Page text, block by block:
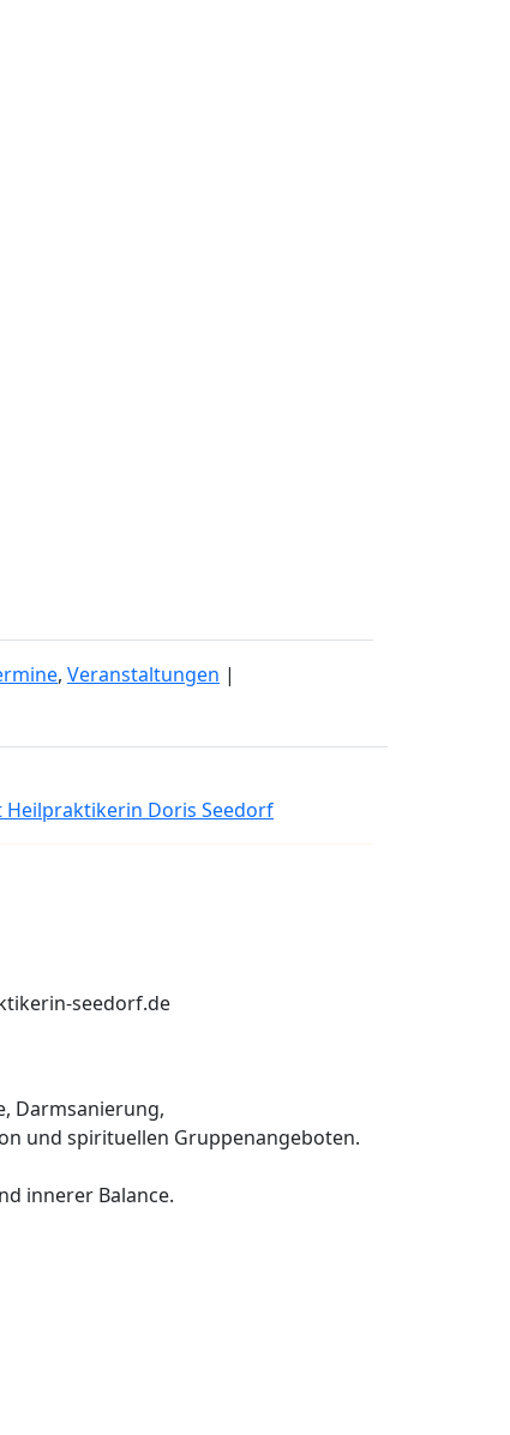
, Veranstaltungen |
Heilpraktikerin Doris Seedorf
seedorf.de
Darmsanierung,
und spirituellen Gruppenangeboten.
innerer Balance.